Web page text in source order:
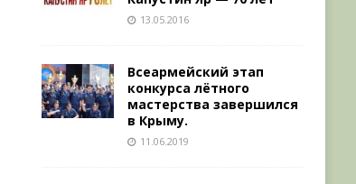
13.05.2016
Всеармейский этап
конкурса лётного
мастерства завершился
в Крыму.
11.06.2019